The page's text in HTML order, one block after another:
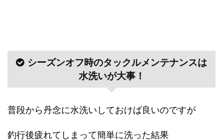
シーズンオフ時のタックルメンテナンスは
水洗いが大事！
普段から丹念に水洗いしておけば良いのですが
釣行後疲れてしまって簡単に洗った結果